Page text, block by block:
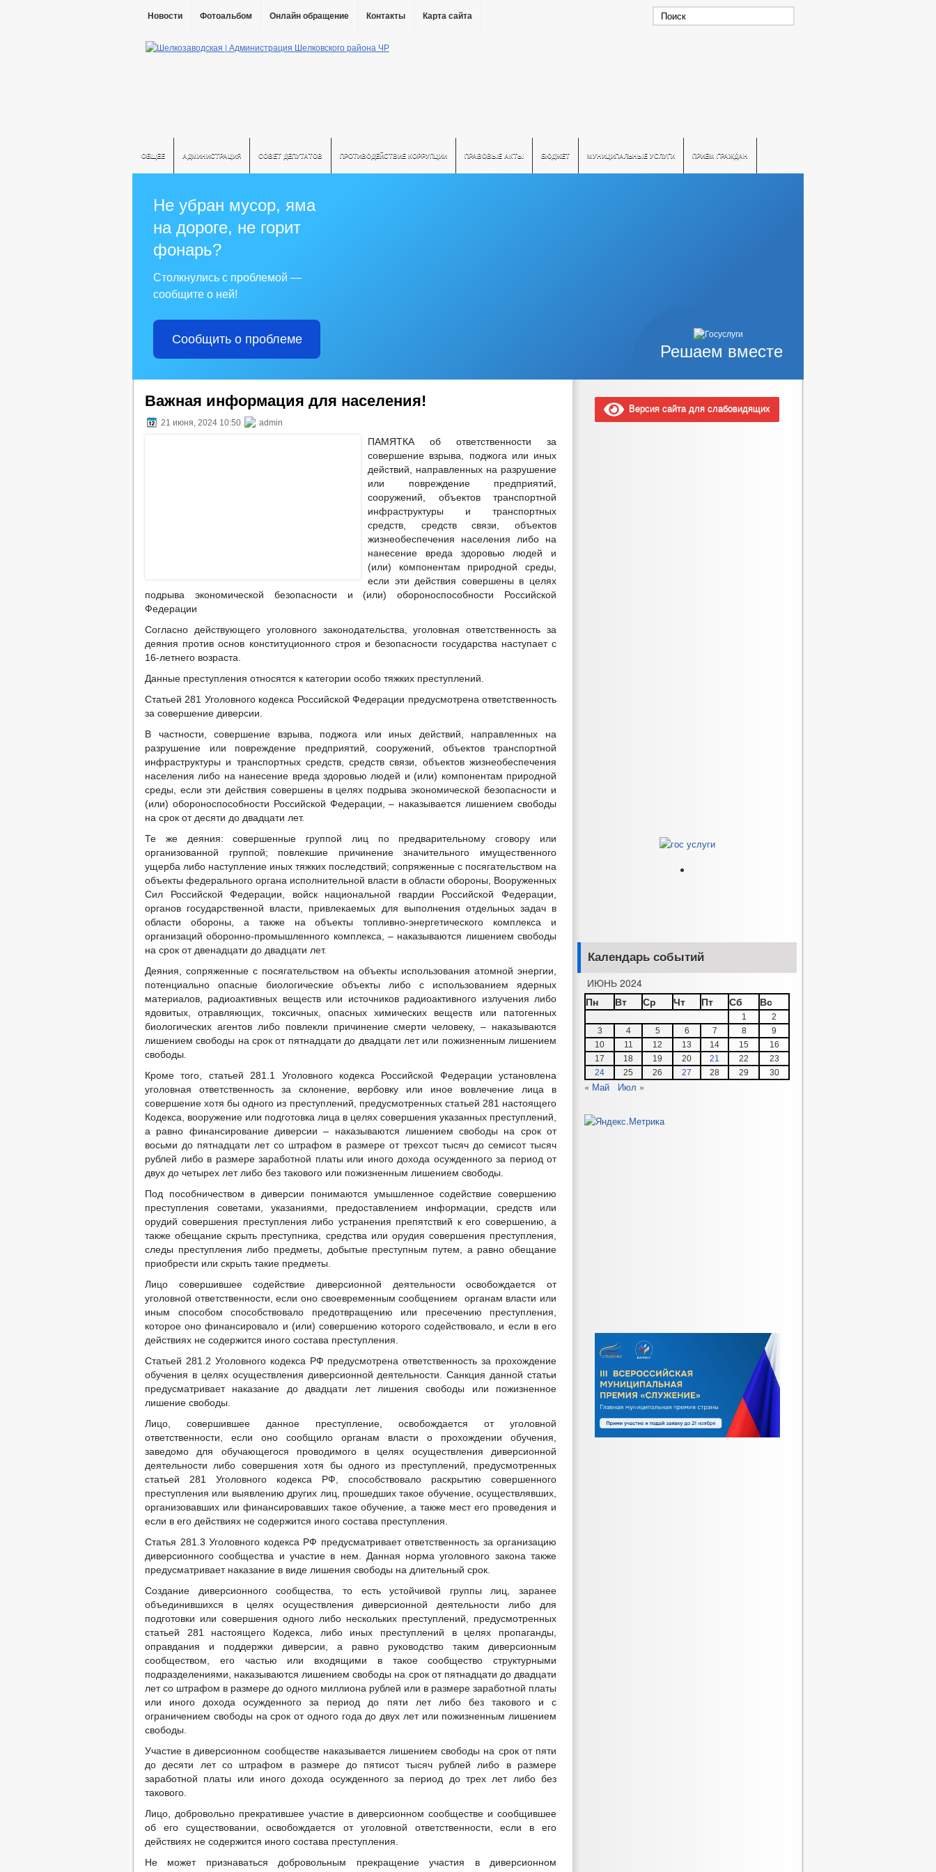
Новости Фотоальбом Онлайн обращение Контакты Карта сайта
ОБЩЕЕ АДМИНИСТРАЦИЯ СОВЕТ ДЕПУТАТОВ ПРОТИВОДЕЙСТВИЕ КОРРУПЦИИ ПРАВОВЫЕ АКТЫ БЮДЖЕТ МУНИЦИПАЛЬНЫЕ УСЛУГИ ПРИЕМ ГРАЖДАН
Решаем вместе
Не убран мусор, яма
на дороге, не горит
фонарь?
Столкнулись с проблемой —
сообщите о ней!
Сообщить о проблеме
Важная информация для населения!
21 июня, 2024 10:50 admin
ПАМЯТКА об ответственности за
совершение взрыва, поджога или иных
действий, направленных на разрушение
или повреждение предприятий,
сооружений, объектов транспортной
инфраструктуры и транспортных
средств, средств связи, объектов
жизнеобеспечения населения либо на
нанесение вреда здоровью людей и
(или) компонентам природной среды,
если эти действия совершены в целях
подрыва экономической безопасности и (или) обороноспособности Российской
Федерации
Согласно действующего уголовного законодательства, уголовная ответственность за
деяния против основ конституционного строя и безопасности государства наступает с
16-летнего возраста.
Данные преступления относятся к категории особо тяжких преступлений.
Статьей 281 Уголовного кодекса Российской Федерации предусмотрена ответственность
за совершение диверсии.
В частности, совершение взрыва, поджога или иных действий, направленных на
разрушение или повреждение предприятий, сооружений, объектов транспортной
инфраструктуры и транспортных средств, средств связи, объектов жизнеобеспечения
населения либо на нанесение вреда здоровью людей и (или) компонентам природной
среды, если эти действия совершены в целях подрыва экономической безопасности и
(или) обороноспособности Российской Федерации, – наказывается лишением свободы
на срок от десяти до двадцати лет.
Те же деяния: совершенные группой лиц по предварительному сговору или
организованной группой; повлекшие причинение значительного имущественного
ущерба либо наступление иных тяжких последствий; сопряженные с посягательством на
объекты федерального органа исполнительной власти в области обороны, Вооруженных
Сил Российской Федерации, войск национальной гвардии Российской Федерации,
органов государственной власти, привлекаемых для выполнения отдельных задач в
области обороны, а также на объекты топливно-энергетического комплекса и
организаций оборонно-промышленного комплекса, – наказываются лишением свободы
на срок от двенадцати до двадцати лет.
Деяния, сопряженные с посягательством на объекты использования атомной энергии,
потенциально опасные биологические объекты либо с использованием ядерных
материалов, радиоактивных веществ или источников радиоактивного излучения либо
ядовитых, отравляющих, токсичных, опасных химических веществ или патогенных
биологических агентов либо повлекли причинение смерти человеку, – наказываются
лишением свободы на срок от пятнадцати до двадцати лет или пожизненным лишением
свободы.
Кроме того, статьей 281.1 Уголовного кодекса Российской Федерации установлена
уголовная ответственность за склонение, вербовку или иное вовлечение лица в
совершение хотя бы одного из преступлений, предусмотренных статьей 281 настоящего
Кодекса, вооружение или подготовка лица в целях совершения указанных преступлений,
а равно финансирование диверсии – наказываются лишением свободы на срок от
восьми до пятнадцати лет со штрафом в размере от трехсот тысяч до семисот тысяч
рублей либо в размере заработной платы или иного дохода осужденного за период от
двух до четырех лет либо без такового или пожизненным лишением свободы.
Под пособничеством в диверсии понимаются умышленное содействие совершению
преступления советами, указаниями, предоставлением информации, средств или
орудий совершения преступления либо устранения препятствий к его совершению, а
также обещание скрыть преступника, средства или орудия совершения преступления,
следы преступления либо предметы, добытые преступным путем, а равно обещание
приобрести или скрыть такие предметы.
Лицо совершившее содействие диверсионной деятельности освобождается от
уголовной ответственности, если оно своевременным сообщением органам власти или
иным способом способствовало предотвращению или пресечению преступления,
которое оно финансировало и (или) совершению которого содействовало, и если в его
действиях не содержится иного состава преступления.
Статьей 281.2 Уголовного кодекса РФ предусмотрена ответственность за прохождение
обучения в целях осуществления диверсионной деятельности. Санкция данной статьи
предусматривает наказание до двадцати лет лишения свободы или пожизненное
лишение свободы.
Лицо, совершившее данное преступление, освобождается от уголовной
ответственности, если оно сообщило органам власти о прохождении обучения,
заведомо для обучающегося проводимого в целях осуществления диверсионной
деятельности либо совершения хотя бы одного из преступлений, предусмотренных
статьей 281 Уголовного кодекса РФ, способствовало раскрытию совершенного
преступления или выявлению других лиц, прошедших такое обучение, осуществлявших,
организовавших или финансировавших такое обучение, а также мест его проведения и
если в его действиях не содержится иного состава преступления.
Статья 281.3 Уголовного кодекса РФ предусматривает ответственность за организацию
диверсионного сообщества и участие в нем. Данная норма уголовного закона также
предусматривает наказание в виде лишения свободы на длительный срок.
Создание диверсионного сообщества, то есть устойчивой группы лиц, заранее
объединившихся в целях осуществления диверсионной деятельности либо для
подготовки или совершения одного либо нескольких преступлений, предусмотренных
статьей 281 настоящего Кодекса, либо иных преступлений в целях пропаганды,
оправдания и поддержки диверсии, а равно руководство таким диверсионным
сообществом, его частью или входящими в такое сообщество структурными
подразделениями, наказываются лишением свободы на срок от пятнадцати до двадцати
лет со штрафом в размере до одного миллиона рублей или в размере заработной платы
или иного дохода осужденного за период до пяти лет либо без такового и с
ограничением свободы на срок от одного года до двух лет или пожизненным лишением
свободы.
Участие в диверсионном сообществе наказывается лишением свободы на срок от пяти
до десяти лет со штрафом в размере до пятисот тысяч рублей либо в размере
заработной платы или иного дохода осужденного за период до трех лет либо без
такового.
Лицо, добровольно прекратившее участие в диверсионном сообществе и сообщившее
об его существовании, освобождается от уголовной ответственности, если в его
действиях не содержится иного состава преступления.
Не может признаваться добровольным прекращение участия в диверсионном
Версия сайта для слабовидящих
Календарь событий
ИЮНЬ 2024
Пн
Вт Ср Чт Пт Сб Вс
1
2
3
4 5 6 7 8
9
10
11 12 13 14 15
16
17
18 19 20 21 22
23
24
25 26 27 28 29 30
« Май Июл »